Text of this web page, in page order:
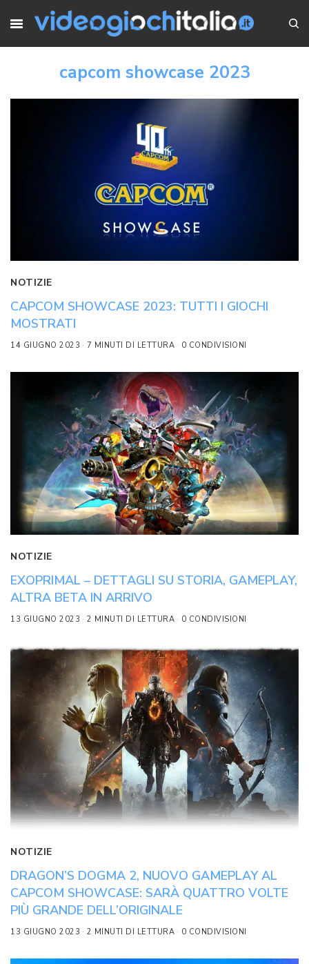
capcom showcase 2023
NOTIZIE
CAPCOM SHOWCASE 2023: TUTTI I GIOCHI
MOSTRATI
14 GIUGNO 2023 7 MINUTI DI LETTURA 0 CONDIVISIONI
NOTIZIE
EXOPRIMAL – DETTAGLI SU STORIA, GAMEPLAY,
ALTRA BETA IN ARRIVO
13 GIUGNO 2023 2 MINUTI DI LETTURA 0 CONDIVISIONI
NOTIZIE
DRAGON’S DOGMA 2, NUOVO GAMEPLAY AL
CAPCOM SHOWCASE: SARÀ QUATTRO VOLTE
PIÙ GRANDE DELL’ORIGINALE
13 GIUGNO 2023 2 MINUTI DI LETTURA 0 CONDIVISIONI